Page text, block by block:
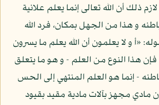
ذلك أن الله تعالى إنما يعلم علانية
و هذا من الجهل بمكان، فرد الله
«أ و لا يعلمون أن الله يعلم ما يسرون
فإن هذا النوع من العلم - و هو ما يتعلق
- إنما هو العلم المنتهي إلى الحس
مادي مجهز بآلات مادية مقيد بقيود